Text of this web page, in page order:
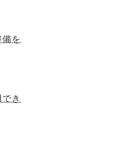
を
き